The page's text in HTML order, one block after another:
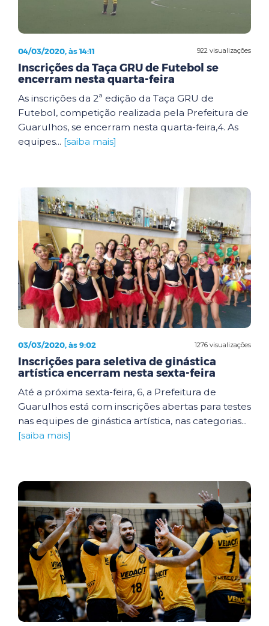
922 visualizações
04/03/2020, às 14:11
Inscrições da Taça GRU de Futebol se
encerram nesta quarta-feira
As inscrições da 2ª edição da Taça GRU de
Futebol, competição realizada pela Prefeitura de
Guarulhos, se encerram nesta quarta-feira,4. As
equipes... [saiba mais]
1276 visualizações
03/03/2020, às 9:02
Inscrições para seletiva de ginástica
artística encerram nesta sexta-feira
Até a próxima sexta-feira, 6, a Prefeitura de
Guarulhos está com inscrições abertas para testes
nas equipes de ginástica artística, nas categorias...
[saiba mais]